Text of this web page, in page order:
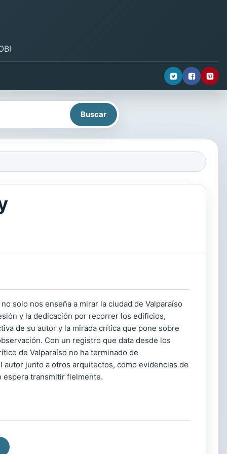
solo nos enseña a mirar la ciudad de Valparaíso
y la dedicación por recorrer los edificios,
de su autor y la mirada crítica que pone sobre
Con un registro que data desde los
de Valparaíso no ha terminado de
junto a otros arquitectos, como evidencias de
espera transmitir fielmente.